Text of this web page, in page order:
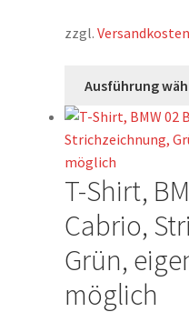
zzgl. Versandkosten
Ausführung
T-Shirt,
Cabrio,
Grün,
möglich